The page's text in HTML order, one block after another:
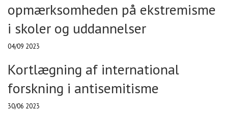
opmærksomheden på ekstremisme
i skoler og uddannelser
04/09 2023
Kortlægning af international
forskning i antisemitisme
30/06 2023